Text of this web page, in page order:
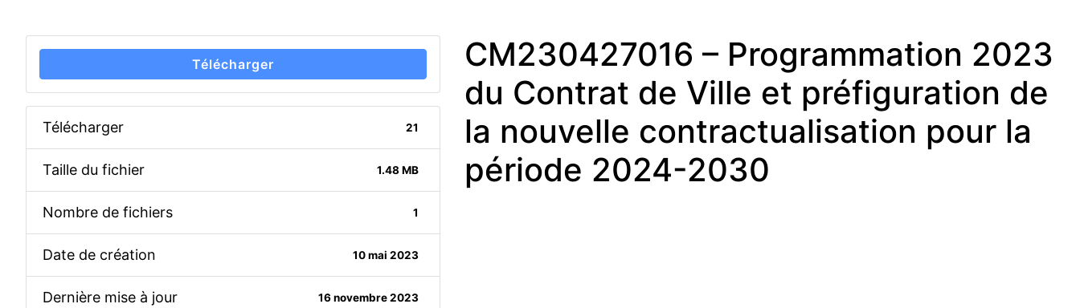
Télécharger
Télécharger 21
Taille du fichier 1.48 MB
Nombre de fichiers 1
Date de création 10 mai 2023
Dernière mise à jour 16 novembre 2023
CM230427016 – Programmation 2023
du Contrat de Ville et préfiguration de
la nouvelle contractualisation pour la
période 2024-2030